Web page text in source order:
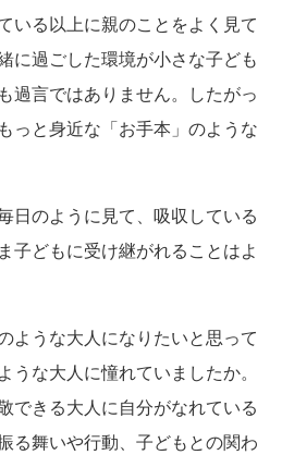
いる以上に親のことをよく見て
に過ごした環境が小さな子ども
過言ではありません。したがっ
っと身近な「お手本」のような
日のように見て、吸収している
子どもに受け継がれることはよ
ような大人になりたいと思って
うな大人に憧れていましたか。
できる大人に自分がなれている
る舞いや行動、子どもとの関わ